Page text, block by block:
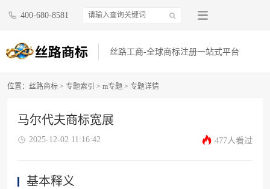
400-680-8581
丝路工商-全球商标注册一站式平台
位置： 丝路商标 > 专题索引 > m专题 > 专题详情
马尔代夫商标宽展
2025-12-02 11:16:42 477人看过
基本释义